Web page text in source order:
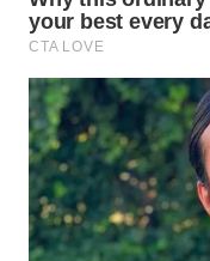
WN
TAPANULI
TENGAH
WN DELI
SERDANG
WN
TEBING